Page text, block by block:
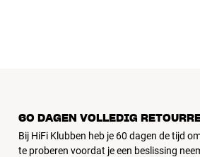
60 DAGEN VOLLEDIG
Bij HiFi Klubben heb je 60 dagen de tijd
te proberen voordat je een beslissing